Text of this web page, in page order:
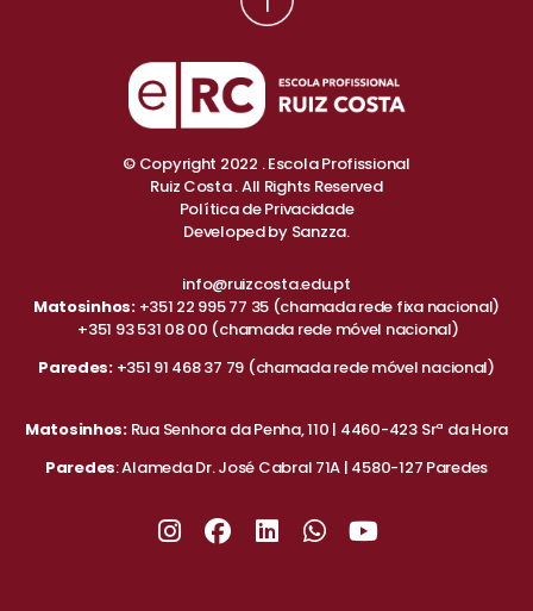
© Copyright 2022 . Escola Profissional
Ruiz Costa . All Rights Reserved
Política de Privacidade
Developed by Sanzza.
info@ruizcosta.edu.pt
Matosinhos: +351 22 995 77 35 (chamada rede fixa nacional)
+351 93 531 08 00 (chamada rede móvel nacional)
Paredes: +351 91 468 37 79 (chamada rede móvel nacional)
Matosinhos: Rua Senhora da Penha, 110 | 4460-423 Srª da Hora
Paredes: Alameda Dr. José Cabral 71A | 4580-127 Paredes